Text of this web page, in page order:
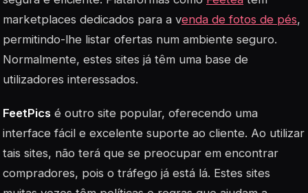
marketplaces dedicados para a venda de fotos de pés,
permitindo-lhe listar ofertas num ambiente seguro.
Normalmente, estes sites já têm uma base de
utilizadores interessados.
FeetPics é outro site popular, oferecendo uma
interface fácil e excelente suporte ao cliente. Ao utilizar
tais sites, não terá que se preocupar em encontrar
compradores, pois o tráfego já está lá. Estes sites